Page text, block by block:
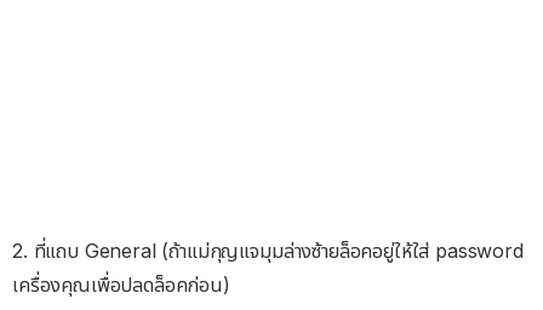
2. ที่แถบ General (ถ้าแม่กุญแจมุมล่างซ้ายล็อคอยู่ให้ใส่ password
เครื่องคุณเพื่อปลดล็อคก่อน)